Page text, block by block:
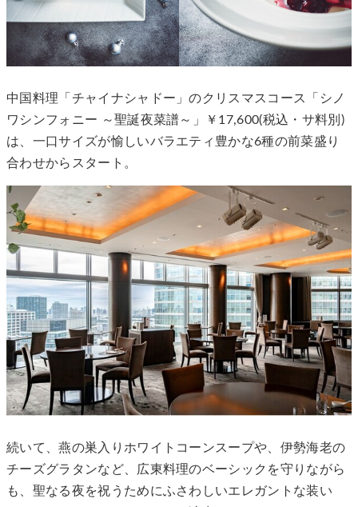
中国料理「チャイナシャドー」のクリスマスコース「シノ
ワシンフォニー ～聖誕夜菜譜～」￥17,600(税込・サ料別)
は、一口サイズが愉しいバラエティ豊かな6種の前菜盛り
合わせからスタート。
続いて、燕の巣入りホワイトコーンスープや、伊勢海老の
チーズグラタンなど、広東料理のベーシックを守りながら
も、聖なる夜を祝うためにふさわしいエレガントな装い